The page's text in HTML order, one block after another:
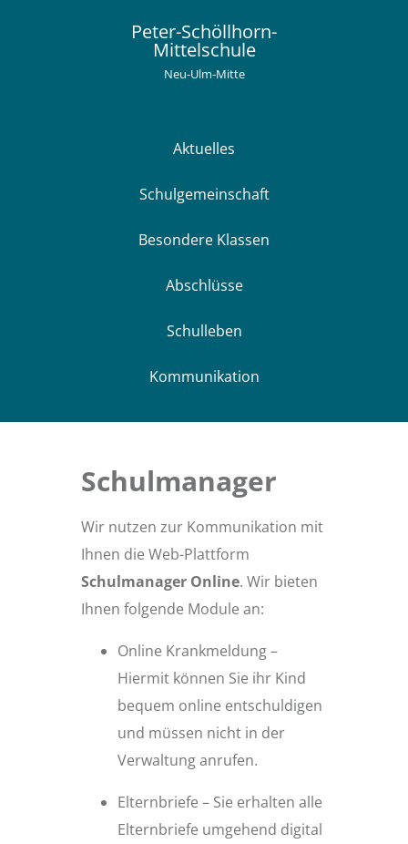
Peter-Schöllhorn-
Mittelschule
Neu-Ulm-Mitte
Aktuelles
Schulgemeinschaft
Besondere Klassen
Abschlüsse
Schulleben
Kommunikation
Schulmanager
Wir nutzen zur Kommunikation mit
Ihnen die Web-Plattform
Schulmanager Online. Wir bieten
Ihnen folgende Module an:
Online Krankmeldung –
Hiermit können Sie ihr Kind
bequem online entschuldigen
und müssen nicht in der
Verwaltung anrufen.
Elternbriefe – Sie erhalten alle
Elternbriefe umgehend digital